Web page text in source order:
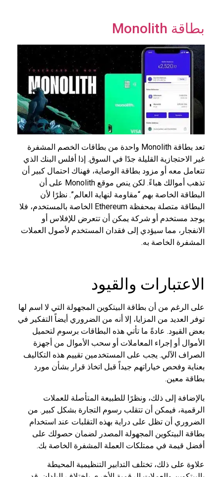
بطاقة Monolith
تعد بطاقة Monolith واحدة من بطاقات الخصم المشفرة
غير الاحتجازية القليلة جدًا في السوق. إذا أفلس البنك الذي
تتعامل معه أو مزود بطاقة الوصاية، فهناك احتمال كبير أن
تذهب أموالك هباءً. لكن ينص موقع Monolith على أن
البطاقة الخاصة بهم “مقاومة لنهاية العالم”. نظرًا لأن
البطاقة متصلة بمحفظة Ethereum الخاصة بالمستخدم، فلا
يوجد مستخدم أو شركة يمكن أن تتعرض للإفلاس أو
الانفجار، مما سيؤدي إلى فقدان المستخدم لأصول العملات
المشفرة الخاصة به.
الاعتبارات والقيود
على الرغم من أن بطاقة البيتكوين المجهولة التي لا اسم لها
توفر العديد من المزايا، إلا أنه من الضروري أيضاً التفكير في
بعض القيود. عادةً ما تأتي هذه البطاقات برسوم لتحميل
الأموال أو إجراء المعاملات أو سحب الأموال من أجهزة
الصراف الآلي. يجب على المستخدمين تقييم هذه التكاليف
بعناية وفحص خياراتهم جيداً قبل اتخاذ قرار بشأن مورد
بطاقة معين.
بالإضافة إلى ذلك، ونظرًا للطبيعة المتأصلة للعملات
الرقمية، فيمكن أن تتقلب رسوم التجارة بشكل كبير. من
الضروري أن تظل على دراية بهذه التقلبات عند استخدام
بطاقة البيتكوين المجهولة المصدر لضمان حصولك على
أفضل قيمة في ممتلكات العملة المشفرة الخاصة بك.
علاوة على ذلك، تختلف التدابير التنظيمية المحيطة